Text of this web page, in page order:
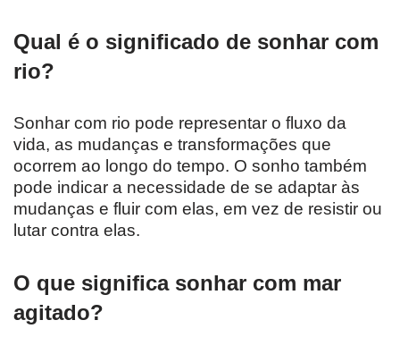
Qual é o significado de sonhar com
rio?
Sonhar com rio pode representar o fluxo da
vida, as mudanças e transformações que
ocorrem ao longo do tempo. O sonho também
pode indicar a necessidade de se adaptar às
mudanças e fluir com elas, em vez de resistir ou
lutar contra elas.
O que significa sonhar com mar
agitado?